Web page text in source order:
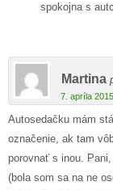
spokojna s
Martina
7. apríla
Autosedačku mám
označenie, ak tam
porovnať s inou.
(bola som sa na ne